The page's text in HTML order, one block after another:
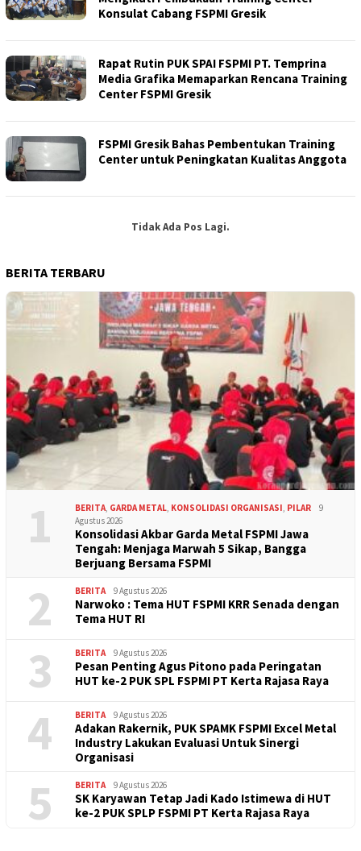
Konsulat Cabang FSPMI Gresik
Rapat Rutin PUK SPAI FSPMI PT. Temprina
Media Grafika Memaparkan Rencana Training
Center FSPMI Gresik
FSPMI Gresik Bahas Pembentukan Training
Center untuk Peningkatan Kualitas Anggota
Tidak Ada Pos Lagi.
BERITA TERBARU
1 BERITA, GARDA METAL, KONSOLIDASI ORGANISASI, PILAR
9
Agustus 2026
Konsolidasi Akbar Garda Metal FSPMI Jawa
Tengah: Menjaga Marwah 5 Sikap, Bangga
Berjuang Bersama FSPMI
2 BERITA 9 Agustus 2026
Narwoko : Tema HUT FSPMI KRR Senada dengan
Tema HUT RI
3 BERITA 9 Agustus 2026
Pesan Penting Agus Pitono pada Peringatan
HUT ke-2 PUK SPL FSPMI PT Kerta Rajasa Raya
4 BERITA 9 Agustus 2026
Adakan Rakernik, PUK SPAMK FSPMI Excel Metal
Industry Lakukan Evaluasi Untuk Sinergi
Organisasi
5 BERITA 9 Agustus 2026
SK Karyawan Tetap Jadi Kado Istimewa di HUT
ke-2 PUK SPLP FSPMI PT Kerta Rajasa Raya